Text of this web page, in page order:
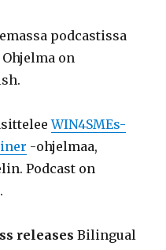
podcastissa
Ohjelma on
WIN4SMEs-
-ohjelmaa,
Podcast on
releasesBilingual